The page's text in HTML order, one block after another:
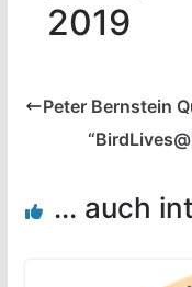
2019
Peter Bernstein
... auch